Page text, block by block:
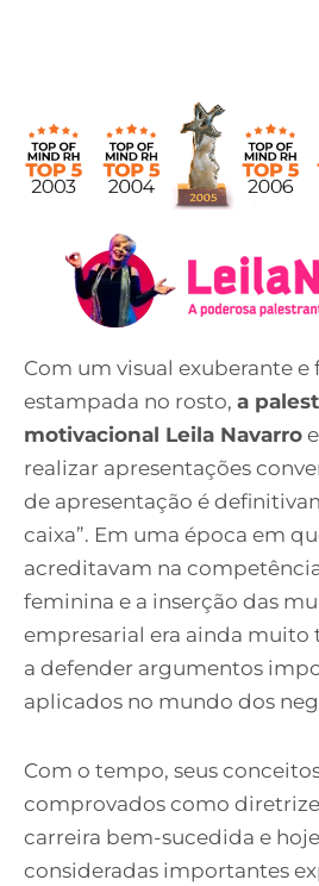
Com um visual exuberante
estampada no rosto, a
motivacional Leila Navarro
realizar apresentações
de apresentação é
caixa”. Em uma época em
acreditavam na
feminina e a inserção das
empresarial era ainda muito
a defender argumentos
aplicados no mundo dos
Com o tempo, seus
comprovados como
carreira bem-sucedida e
consideradas importantes